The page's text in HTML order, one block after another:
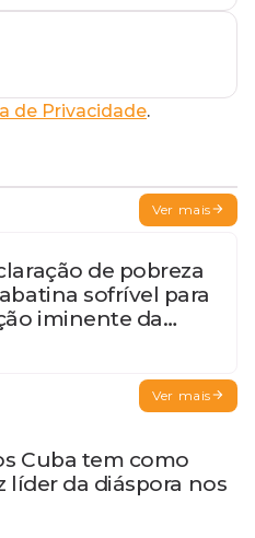
de Privacidade.
Ver mais
de pobreza
sofrível para
iminente da
vaga do Quinto
Ver mais
Cuba tem como
líder da diáspora nos